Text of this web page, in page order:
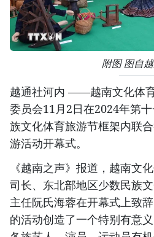
附图 图自
越通社河内 ——越南文化体
委员会11月2日在2024年第
族文化体育旅游节框架内联
游活动开幕式。
《越南之声》报道，越南文
司长、东北部地区少数民族
主任阮氏海蓉在开幕式上致
的活动创造了一个特别有意